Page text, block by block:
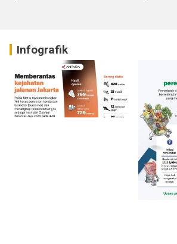
Infografik